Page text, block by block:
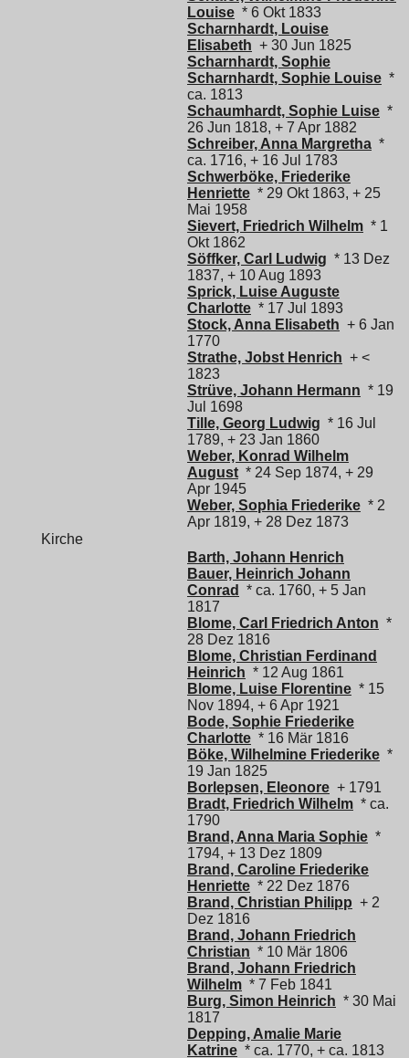
Louise * 6 Okt 1833
Scharnhardt, Louise
Elisabeth + 30 Jun 1825
Scharnhardt, Sophie
Scharnhardt, Sophie Louise *
ca. 1813
Schaumhardt, Sophie Luise *
26 Jun 1818, + 7 Apr 1882
Schreiber, Anna Margretha *
ca. 1716, + 16 Jul 1783
Schwerböke, Friederike
Henriette * 29 Okt 1863, + 25
Mai 1958
Sievert, Friedrich Wilhelm * 1
Okt 1862
Söffker, Carl Ludwig * 13 Dez
1837, + 10 Aug 1893
Sprick, Luise Auguste
Charlotte * 17 Jul 1893
Stock, Anna Elisabeth + 6 Jan
1770
Strathe, Jobst Henrich + <
1823
Strüve, Johann Hermann * 19
Jul 1698
Tille, Georg Ludwig * 16 Jul
1789, + 23 Jan 1860
Weber, Konrad Wilhelm
August * 24 Sep 1874, + 29
Apr 1945
Weber, Sophia Friederike * 2
Apr 1819, + 28 Dez 1873
Kirche
Barth, Johann Henrich
Bauer, Heinrich Johann
Conrad
* ca. 1760, + 5 Jan
1817
Blome, Carl Friedrich Anton *
28 Dez 1816
Blome, Christian Ferdinand
Heinrich * 12 Aug 1861
Blome, Luise Florentine * 15
Nov 1894, + 6 Apr 1921
Bode, Sophie Friederike
Charlotte * 16 Mär 1816
Böke, Wilhelmine Friederike *
19 Jan 1825
Borlepsen, Eleonore + 1791
Bradt, Friedrich Wilhelm * ca.
1790
Brand, Anna Maria Sophie *
1794, + 13 Dez 1809
Brand, Caroline Friederike
Henriette * 22 Dez 1876
Brand, Christian Philipp + 2
Dez 1816
Brand, Johann Friedrich
Christian * 10 Mär 1806
Brand, Johann Friedrich
Wilhelm * 7 Feb 1841
Burg, Simon Heinrich * 30 Mai
1817
Depping, Amalie Marie
Katrine * ca. 1770, + ca. 1813